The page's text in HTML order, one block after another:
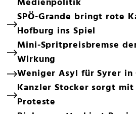
SPÖ-Grande bringt rote
Hofburg ins Spiel
Mini-Spritpreisbremse
Wirkung
Weniger Asyl für Syrer in
Kanzler Stocker sorgt mit
Proteste